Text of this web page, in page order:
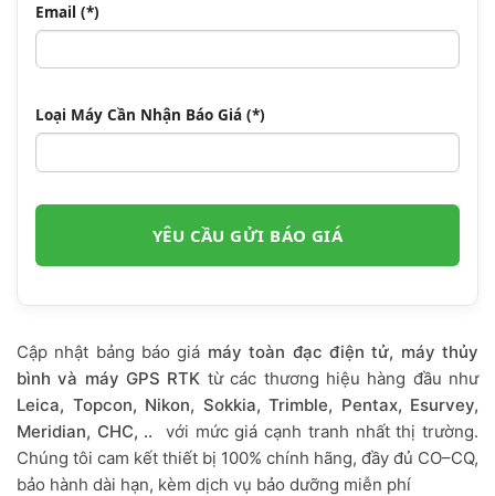
Email (*)
Loại Máy Cần Nhận Báo Giá (*)
Cập nhật bảng báo giá máy toàn đạc điện tử, máy thủy
bình và máy GPS RTK từ các thương hiệu hàng đầu như
Leica, Topcon, Nikon, Sokkia, Trimble, Pentax, Esurvey,
Meridian, CHC, ..
với mức giá cạnh tranh nhất thị trường.
Chúng tôi cam kết thiết bị 100% chính hãng, đầy đủ CO–CQ,
bảo hành dài hạn, kèm dịch vụ bảo dưỡng miễn phí